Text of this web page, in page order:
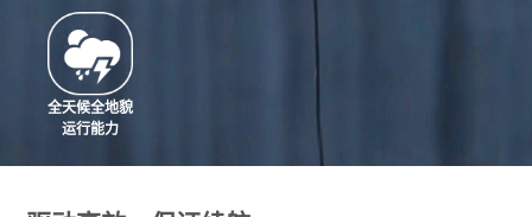
全天候全地貌
运行能力